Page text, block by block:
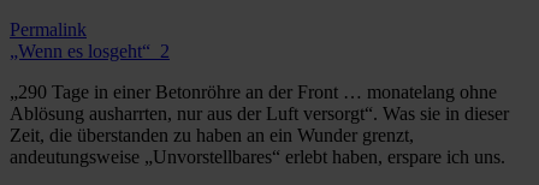
Permalink
„Wenn es losgeht“_2
„290 Tage in einer Betonröhre an der Front … monatelang ohne
Ablösung ausharrten, nur aus der Luft versorgt“. Was sie in dieser
Zeit, die überstanden zu haben an ein Wunder grenzt,
andeutungsweise „Unvorstellbares“ erlebt haben, erspare ich uns.